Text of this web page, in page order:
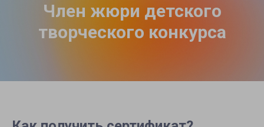
Член жюри детского
творческого конкурса